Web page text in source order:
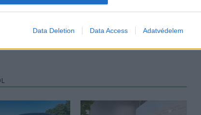
Data Deletion Data Access Adatvédelem
lelkében elkötelezett gamer, kütyü és immár e-autó rajongó!